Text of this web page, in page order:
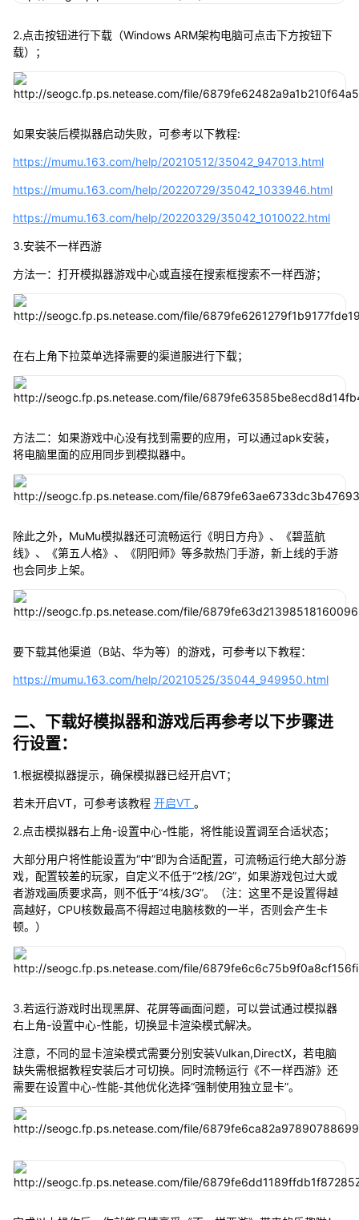
2.点击按钮进行下载（Windows ARM架构电脑可点击下方按钮下
载）；
如果安装后模拟器启动失败，可参考以下教程:
https://mumu.163.com/help/20210512/35042_947013.html
https://mumu.163.com/help/20220729/35042_1033946.html
https://mumu.163.com/help/20220329/35042_1010022.html
3.安装不一样西游
方法一：打开模拟器游戏中心或直接在搜索框搜索不一样西游；
在右上角下拉菜单选择需要的渠道服进行下载；
方法二：如果游戏中心没有找到需要的应用，可以通过apk安装，
将电脑里面的应用同步到模拟器中。
除此之外，MuMu模拟器还可流畅运行《明日方舟》、《碧蓝航
线》、《第五人格》、《阴阳师》等多款热门手游，新上线的手游
也会同步上架。
要下载其他渠道（B站、华为等）的游戏，可参考以下教程：
https://mumu.163.com/help/20210525/35044_949950.html
二、下载好模拟器和游戏后再参考以下步骤进
行设置：
1.根据模拟器提示，确保模拟器已经开启VT；
若未开启VT，可参考该教程 开启VT 。
2.点击模拟器右上角-设置中心-性能，将性能设置调至合适状态；
大部分用户将性能设置为“中”即为合适配置，可流畅运行绝大部分游
戏，配置较差的玩家，自定义不低于“2核/2G”，如果游戏包过大或
者游戏画质要求高，则不低于“4核/3G”。（注：这里不是设置得越
高越好，CPU核数最高不得超过电脑核数的一半，否则会产生卡
顿。）
3.若运行游戏时出现黑屏、花屏等画面问题，可以尝试通过模拟器
右上角-设置中心-性能，切换显卡渲染模式解决。
注意，不同的显卡渲染模式需要分别安装Vulkan,DirectX，若电脑
缺失需根据教程安装后才可切换。同时流畅运行《不一样西游》还
需要在设置中心-性能-其他优化选择“强制使用独立显卡”。